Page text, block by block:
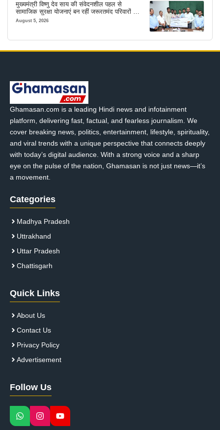
मुख्यमंत्री विष्णु देव साय की संवेदनशील पहल से
सामाजिक सुरक्षा योजनाएं बन रहीं जरूरतमंद परिवारों का
मजबूत सहारा
August 5, 2026
Ghamasan.com is a leading Hindi news and infotainment
platform, delivering fast, factual, and fearless journalism. We
cover breaking news, politics, entertainment, lifestyle, spirituality,
and viral trends with a unique perspective that connects deeply
with today’s digital audience. With a strong voice and a sharp
eye on the pulse of the nation, Ghamasan is not just news—it’s
a movement.
Categories
Madhya Pradesh
Uttrakhand
Uttar Pradesh
Chattisgarh
Quick Links
About Us
Contact Us
Privacy Policy
Advertisement
Follow Us